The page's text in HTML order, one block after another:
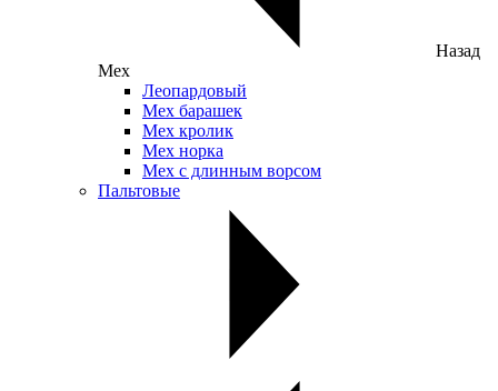
Назад
Мех
Леопардовый
Мех барашек
Мех кролик
Мех норка
Мех с длинным ворсом
Пальтовые